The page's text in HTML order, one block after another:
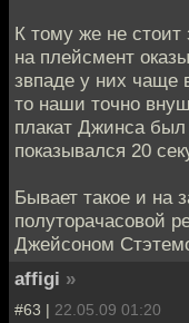
К тому же не стоит
на плейсмент
звпаде у них чаще
то наши точно
плакат Джинса
показывался 20
Бывает такое и на
полуторачасовой
Джейсоном
affigi »
#63 | 22.05.09 01:20